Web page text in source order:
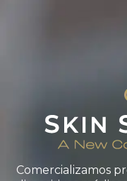
Comercializamos